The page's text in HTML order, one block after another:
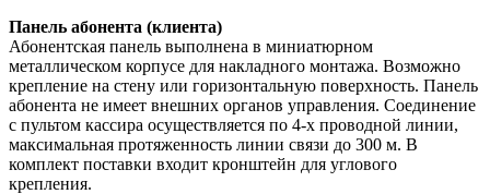
Панель абонента (клиента)
Абонентская панель выполнена в миниатюрном
металлическом корпусе для накладного монтажа. Возможно
крепление на стену или горизонтальную поверхность. Панель
абонента не имеет внешних органов управления. Соединение
с пультом кассира осуществляется по 4-х проводной линии,
максимальная протяженность линии связи до 300 м. В
комплект поставки входит кронштейн для углового
крепления.